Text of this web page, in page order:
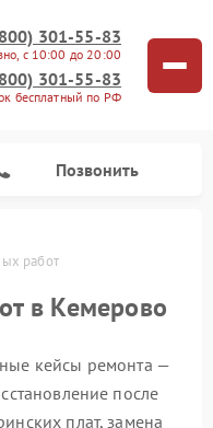
301-55-83
с 10:00 до 20:00
301-55-83
бесплатный по РФ
Позвонить
работ
в Кемерово
кейсы ремонта —
после
плат, замена